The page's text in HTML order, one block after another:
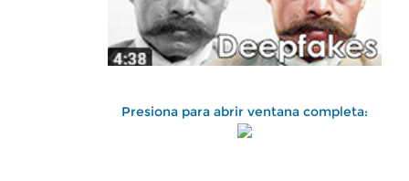
Presiona para abrir ventana completa: